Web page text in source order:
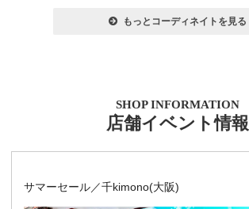
もっとコーディネイトを見る
SHOP INFORMATION
店舗イベント情報
サマーセール／千kimono(大阪)